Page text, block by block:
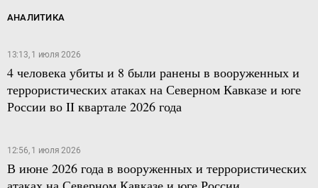
АНАЛИТИКА
13:13, 1 июля 2026
4 человека убиты и 8 были ранены в вооруженных и
террористических атаках на Северном Кавказе и юге
России во II квартале 2026 года
12:56, 1 июля 2026
В июне 2026 года в вооруженных и террористических